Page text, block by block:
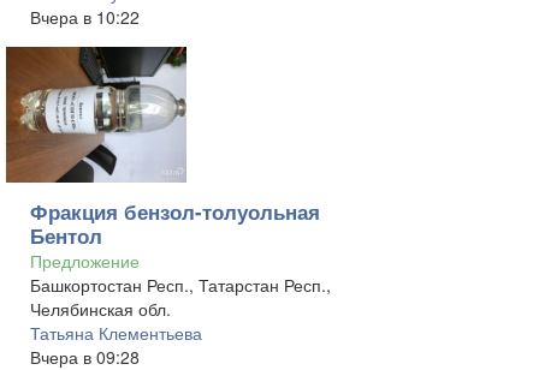
Вчера в 10:22
Фракция бензол-толуольная
Бентол
Предложение
Башкортостан Респ., Татарстан Респ.,
Челябинская обл.
Татьяна Клементьева
Вчера в 09:28